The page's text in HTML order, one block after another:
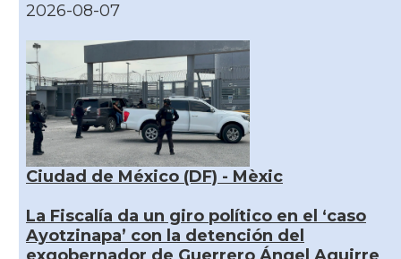
2026-08-07
Ciudad de México (DF) - Mèxic
La Fiscalía da un giro político en el ‘caso
Ayotzinapa’ con la detención del